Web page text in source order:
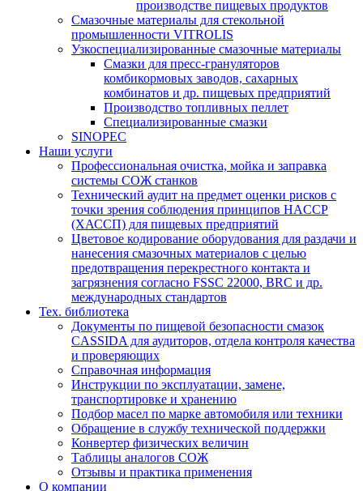
производстве пищевых продуктов
Смазочные материалы для стекольной
промышленности VITROLIS
Узкоспециализированные смазочные материалы
Смазки для пресс-грануляторов
комбикормовых заводов, сахарных
комбинатов и др. пищевых предприятий
Производство топливных пеллет
Специализированные смазки
SINOPEC
Наши услуги
Профессиональная очистка, мойка и заправка
системы СОЖ станков
Технический аудит на предмет оценки рисков с
точки зрения соблюдения принципов HACCP
(ХАССП) для пищевых предприятий
Цветовое кодирование оборудования для раздачи и
нанесения смазочных материалов с целью
предотвращения перекрестного контакта и
загрязнения согласно FSSC 22000, BRC и др.
международных стандартов
Тех. библиотека
Документы по пищевой безопасности смазок
CASSIDA для аудиторов, отдела контроля качества
и проверяющих
Справочная информация
Инструкции по эксплуатации, замене,
транспортировке и хранению
Подбор масел по марке автомобиля или техники
Обращение в службу технической поддержки
Конвертер физических величин
Таблицы аналогов СОЖ
Отзывы и практика применения
О компании